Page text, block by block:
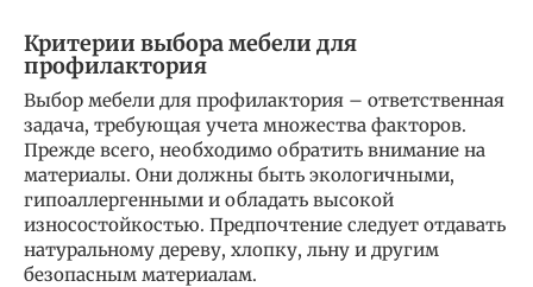
Критерии выбора мебели для
профилактория
Выбор мебели для профилактория – ответственная
задача, требующая учета множества факторов.
Прежде всего, необходимо обратить внимание на
материалы. Они должны быть экологичными,
гипоаллергенными и обладать высокой
износостойкостью. Предпочтение следует отдавать
натуральному дереву, хлопку, льну и другим
безопасным материалам.